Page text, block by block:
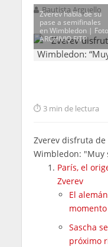
Bautista Arguello
Zverev habla de su
pase a semifinales
en Wimbledon |
ARCHIVIO FITP
3 min de lectura
Zverev disfruta
Wimbledon: "Muy
París, el
Zverev
El
momento
Sascha
próximo